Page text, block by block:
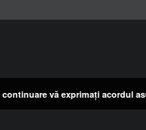
vă exprimaţi acordul